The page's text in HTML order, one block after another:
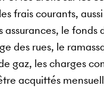
frais courants,
assurances, le
des rues, le
gaz, les charges
acquittés